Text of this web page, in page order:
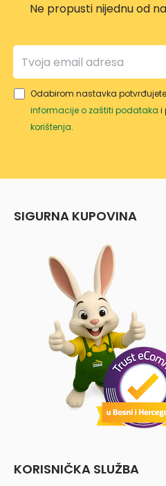
Ne propusti nijednu od
Odabirom nastavka
informacije o zaštiti podataka i
korištenja.
SIGURNA KUPOVINA
KORISNIČKA SLUŽBA